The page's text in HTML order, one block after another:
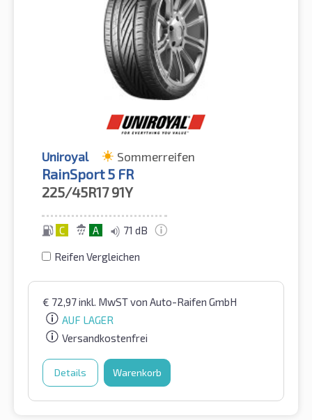
Uniroyal Sommerreifen
RainSport 5 FR
225/45R17 91Y
C A 71 dB
Reifen Vergleichen
€ 72,97inkl. MwSTvon Auto-Raifen GmbH
AUF LAGER
Versandkostenfrei
Details Warenkorb